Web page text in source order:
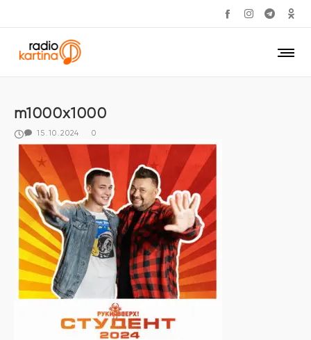
m1000x1000
15.10.2024 0